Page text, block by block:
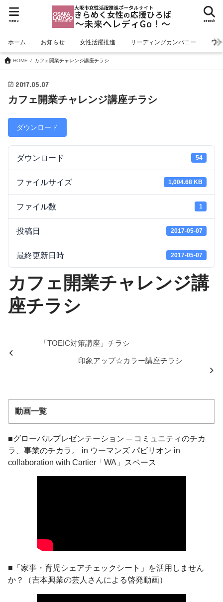
search
menu
ホーム お知らせ 女性活躍推進 リーディングカンパニー ワ
HOME カフェ開業チャレンジ講座チラシ
2017.05.07
カフェ開業チャレンジ講座チラシ
ダウンロード
ダウンロード 54
ファイルサイズ 1,004.68 KB
ファイル数 1
投稿日 2017-05-07
最終更新日時 2017-05-07
カフェ開業チャレンジ講
座チラシ
「TOEIC対策講座」チラシ
印象アップ☆カラー講座チラシ
動画一覧
■グローバルプレゼンテーション ─ コミュニティのチカ
ラ、事業のチカラ。 in ウーマンズ パビリオン in
collaboration with Cartier「WA」スペース
■「家事・育児シェアチェックシート」を活用しません
か？（吉本興業の芸人さんによる啓発動画）